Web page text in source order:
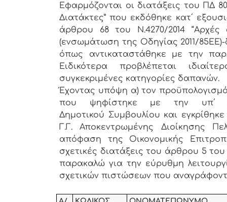
Εφαρμόζονται οι διατάξεις του ΠΔ
Διατάκτες” που εκδόθηκε κατ΄
άρθρου 68 του Ν.4270/2014 “Αρχές
(ενσωμάτωση της Οδηγίας 2011/85ΕΕ)-
όπως αντικαταστάθηκε με την
Ειδικότερα προβλέπεται
συγκεκριμένες κατηγορίες δαπανών.
Έχοντας υπόψη α) τον
που ψηφίστηκε με την υπ΄
Δημοτικού Συμβουλίου και
Γ.Γ. Αποκεντρωμένης Διοίκησης
απόφαση της Οικονομικής
σχετικές διατάξεις του άρθρου 5 του
παρακαλώ για την εύρυθμη
σχετικών πιστώσεων που